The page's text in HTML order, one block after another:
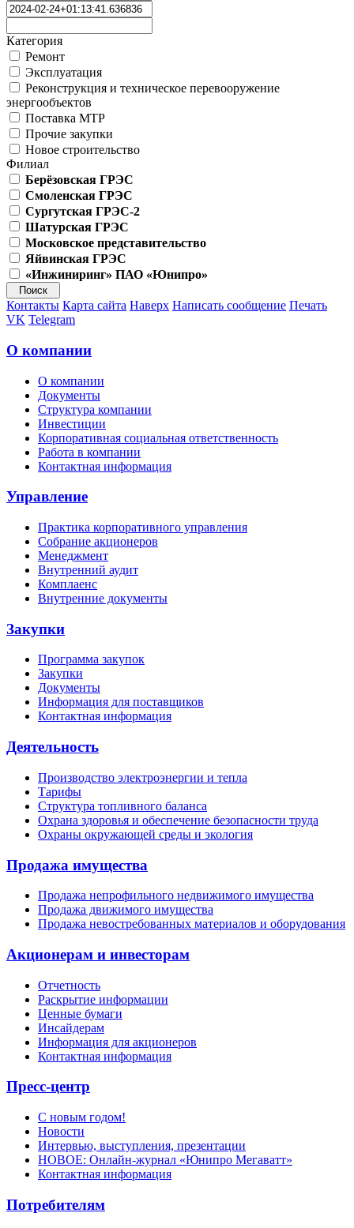
Категория
Ремонт
Эксплуатация
Реконструкция и техническое перевооружение
энергообъектов
Поставка МТР
Прочие закупки
Новое строительство
Филиал
Берёзовская ГРЭС
Смоленская ГРЭС
Сургутская ГРЭС-2
Шатурская ГРЭС
Московское представительство
Яйвинская ГРЭС
«Инжиниринг» ПАО «Юнипро»
Контакты Карта сайта Наверх Написать сообщение Печать
VK Telegram
О компании
О компании
Документы
Структура компании
Инвестиции
Корпоративная социальная ответственность
Работа в компании
Контактная информация
Управление
Практика корпоративного управления
Собрание акционеров
Менеджмент
Внутренний аудит
Комплаенс
Внутренние документы
Закупки
Программа закупок
Закупки
Документы
Информация для поставщиков
Контактная информация
Деятельность
Производство электроэнергии и тепла
Тарифы
Структура топливного баланса
Охрана здоровья и обеспечение безопасности труда
Охраны окружающей среды и экология
Продажа имущества
Продажа непрофильного недвижимого имущества
Продажа движимого имущества
Продажа невостребованных материалов и оборудования
Акционерам и инвесторам
Отчетность
Раскрытие информации
Ценные бумаги
Инсайдерам
Информация для акционеров
Контактная информация
Пресс-центр
С новым годом!
Новости
Интервью, выступления, презентации
НОВОЕ: Онлайн-журнал «Юнипро Мегаватт»
Контактная информация
Потребителям